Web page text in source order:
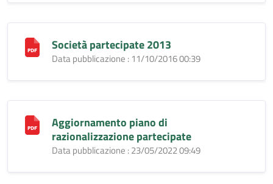
Società partecipate 2013
Data pubblicazione : 11/10/2016 00:39
Aggiornamento piano di
razionalizzazione partecipate
Data pubblicazione : 23/05/2022 09:49